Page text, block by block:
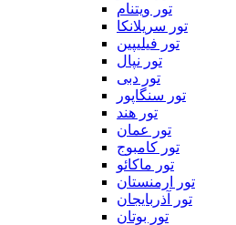
تور ویتنام
تور سریلانکا
تور فیلیپین
تور نپال
تور دبی
تور سنگاپور
تور هند
تور عمان
تور کامبوج
تور ماکائو
تور ارمنستان
تور آذربایجان
تور بوتان